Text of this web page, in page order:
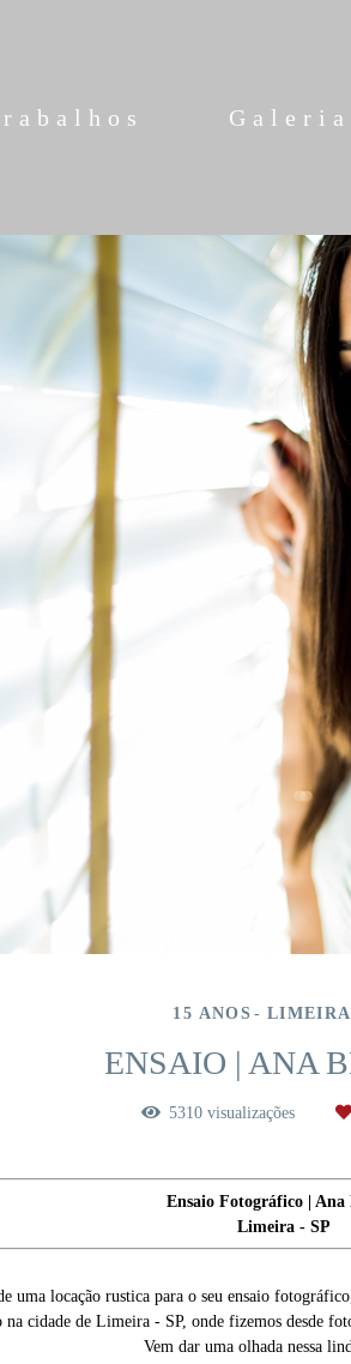
15 ANOS LIMEIRA
ENSAIO | ANA
5310 visualizações
Ensaio Fotográfico |
Limeira - SP
uma locação rustica para o seu ensaio
cidade de Limeira - SP, onde fizemos desde
Vem dar uma olhada nessa